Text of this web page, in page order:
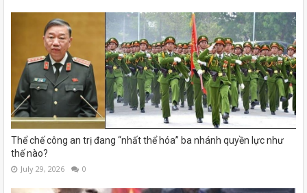
Thể chế công an trị đang “nhất thể hóa” ba nhánh quyền lực như
thế nào?
July 29, 2026 0